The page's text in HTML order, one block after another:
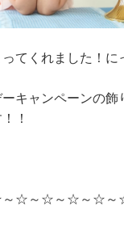
ってくれました！
キャンペーンの飾
！
☆～☆～☆～☆～